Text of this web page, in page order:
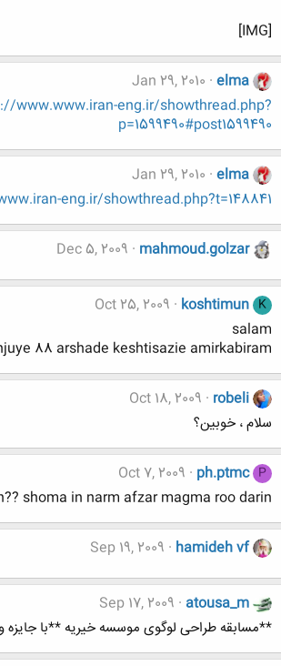
[IMG]
elma
Jan 29, 2010
www.www.iran-eng.ir/showthread.php?
p=1599490#post1599490
elma
Jan 29, 2010
eng.ir/showthread.php?t=148841
mahmoud.golzar
Dec 5, 2009
K
koshtimun
Oct 25, 2009
salam
88 arshade keshtisazie amirkabiram
robeli
Oct 18, 2009
سلام ، خوبین؟
P
ph.ptmc
Oct 7, 2009
shoma in narm afzar magma roo darin???
hamideh vf
Sep 19, 2009
atousa_m
Sep 17, 2009
**مسابقه طراحی لوگوی موسسه خیریه **با جایزه